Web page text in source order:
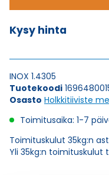
Kysy hinta
INOX 1.4305
Tuotekoodi
Osasto Holkkitiiviste
Toimitusaika: 1-7
Toimituskulut 35kg:n
Yli 35kg:n toimituskulut